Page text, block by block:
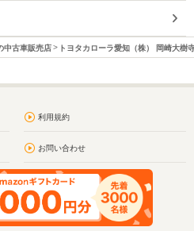
中古車販売店 トヨタカローラ愛知（株） 岡崎大樹
利用規約
お問い合わせ